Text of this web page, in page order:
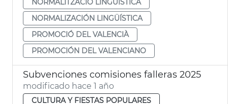
NORMALIZACIÓN LINGÜÍSTICA
PROMOCIÓ DEL VALENCIÀ
PROMOCIÓN DEL VALENCIANO
Subvenciones comisiones falleras 2025
modificado hace 1 año
CULTURA Y FIESTAS POPULARES